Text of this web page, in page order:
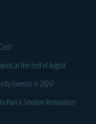
at the End of August
Investor in 2026?
Plan a Smarter Renovation